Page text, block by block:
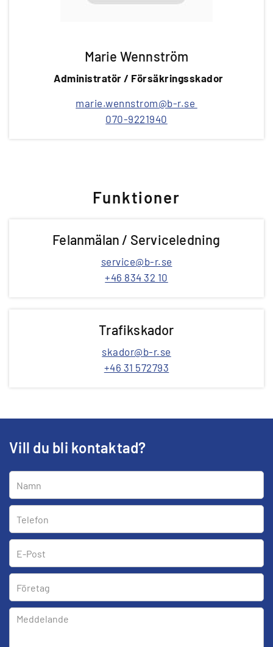
Marie Wennström
Administratör / Försäkringsskador
marie.wennstrom@b-r.se
070-9221940
Funktioner
Felanmälan / Serviceledning
service@b-r.se
+46 834 32 10
Trafikskador
skador@b-r.se
+46 31 572793
Vill du bli kontaktad?